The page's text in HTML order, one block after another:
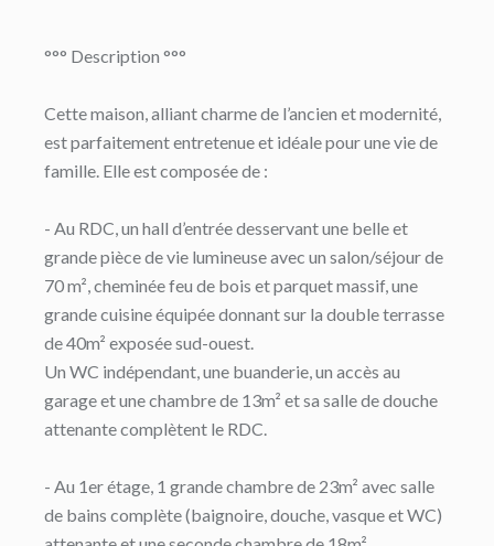
°°° Description °°°
Cette maison, alliant charme de l’ancien et modernité,
est parfaitement entretenue et idéale pour une vie de
famille. Elle est composée de :
- Au RDC, un hall d’entrée desservant une belle et
grande pièce de vie lumineuse avec un salon/séjour de
70 m², cheminée feu de bois et parquet massif, une
grande cuisine équipée donnant sur la double terrasse
de 40m² exposée sud-ouest.
Un WC indépendant, une buanderie, un accès au
garage et une chambre de 13m² et sa salle de douche
attenante complètent le RDC.
- Au 1er étage, 1 grande chambre de 23m² avec salle
de bains complète (baignoire, douche, vasque et WC)